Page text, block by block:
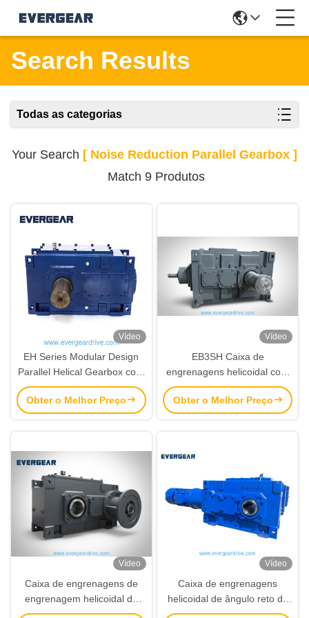
Search Results
Todas as categorias
Your Search [ Noise Reduction Parallel Gearbox ]
Match 9 Produtos
Vídeo
EH Series Modular Design
Parallel Helical Gearbox com
proporção progressiva e
redução de ruído para
acionamento de engrenagem
Obter o Melhor Preço
Vídeo
EB3SH Caixa de
engrenagens helicoidal com
gama de potência de 4KW-
4823KW Sistema de design
modular e redução de ruído
Obter o Melhor Preço
Vídeo
Caixa de engrenagens de
engrenagem helicoidal de
alto binário da série EH3HH
Vídeo
Caixa de engrenagens
helicoidal de ângulo reto de
90 graus da série EB com